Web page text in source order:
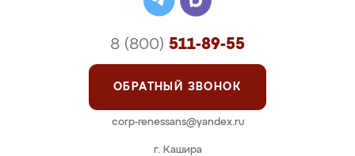
г. Кашира
8 (800) 511-89-55
ОБРАТНЫЙ ЗВОНОК
corp-renessans@yandex.ru